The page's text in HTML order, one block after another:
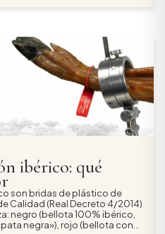
ibérico: qué
son bridas de plástico de
Calidad (Real Decreto 4/2014)
negro (bellota 100% ibérico,
negra»), rojo (bellota con